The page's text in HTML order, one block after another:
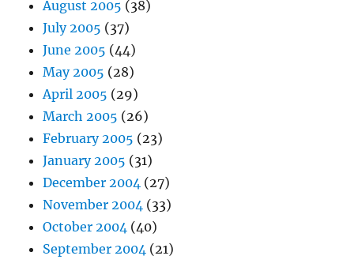
August 2005 (38)
July 2005 (37)
June 2005 (44)
May 2005 (28)
April 2005 (29)
March 2005 (26)
February 2005 (23)
January 2005 (31)
December 2004 (27)
November 2004 (33)
October 2004 (40)
September 2004 (21)